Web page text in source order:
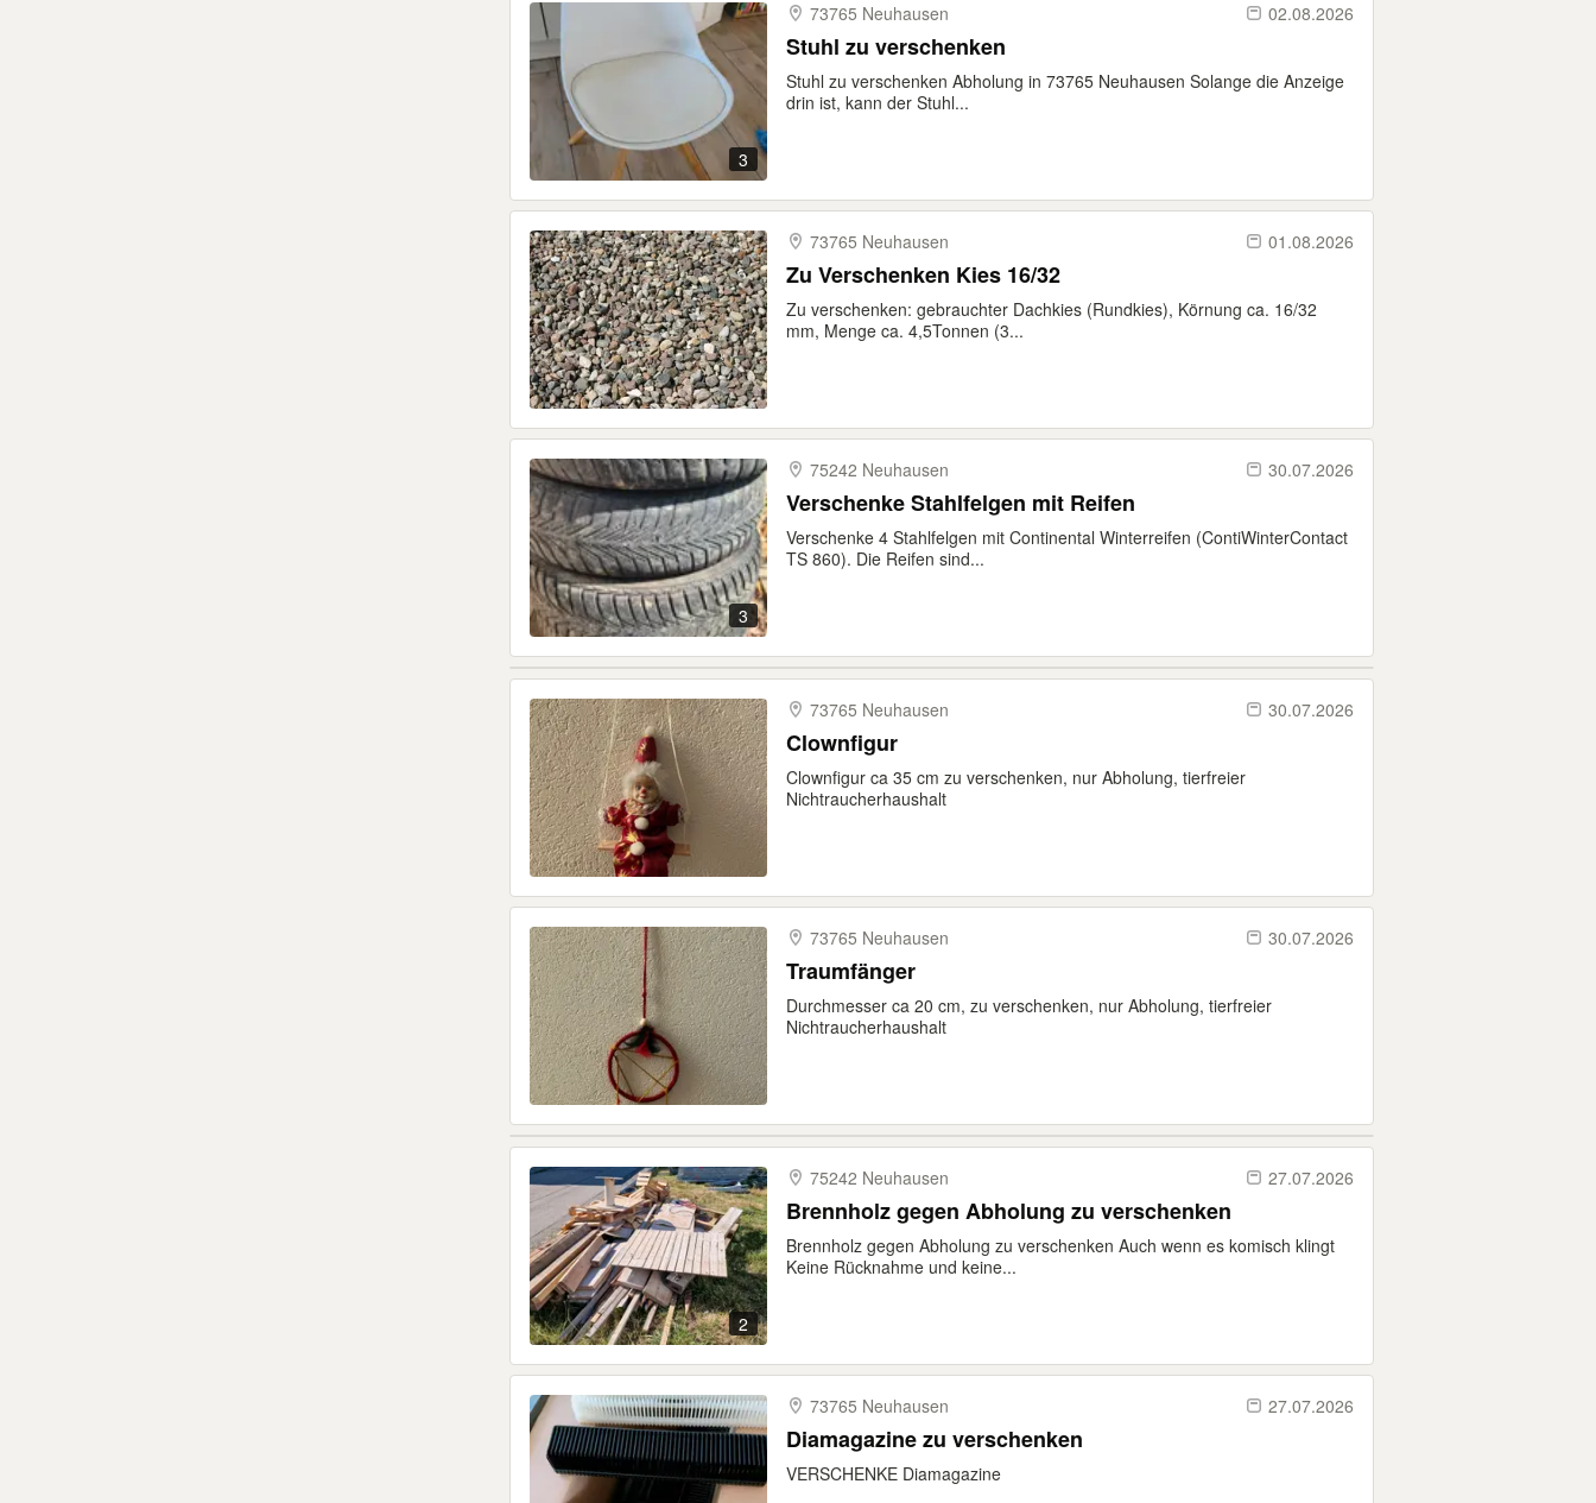
3
73765 Neuhausen 02.08.2026
Stuhl zu verschenken
Stuhl zu verschenken Abholung in 73765 Neuhausen Solange die Anzeige
drin ist, kann der Stuhl...
73765 Neuhausen 01.08.2026
Zu Verschenken Kies 16/32
Zu verschenken: gebrauchter Dachkies (Rundkies), Körnung ca. 16/32
mm, Menge ca. 4,5Tonnen (3...
3
75242 Neuhausen 30.07.2026
Verschenke Stahlfelgen mit Reifen
Verschenke 4 Stahlfelgen mit Continental Winterreifen (ContiWinterContact
TS 860). Die Reifen sind...
73765 Neuhausen 30.07.2026
Clownfigur
Clownfigur ca 35 cm zu verschenken, nur Abholung, tierfreier
Nichtraucherhaushalt
73765 Neuhausen 30.07.2026
Traumfänger
Durchmesser ca 20 cm, zu verschenken, nur Abholung, tierfreier
Nichtraucherhaushalt
2
75242 Neuhausen 27.07.2026
Brennholz gegen Abholung zu verschenken
Brennholz gegen Abholung zu verschenken Auch wenn es komisch klingt
Keine Rücknahme und keine...
73765 Neuhausen 27.07.2026
Diamagazine zu verschenken
VERSCHENKE Diamagazine